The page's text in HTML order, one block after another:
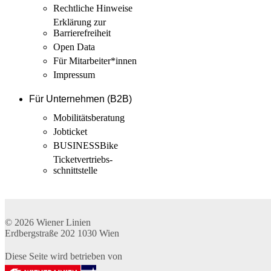
Rechtliche Hinweise
Erklärung zur
Barrierefreiheit
Open Data
Für Mitarbeiter­*innen
Impressum
Für Unternehmen (B2B)
Mobilitäts­beratung
Jobticket
BUSINESSBike
Ticketvertriebs­
schnittstelle
© 2026 Wiener Linien
Erdbergstraße 202 1030 Wien
Diese Seite wird betrieben von